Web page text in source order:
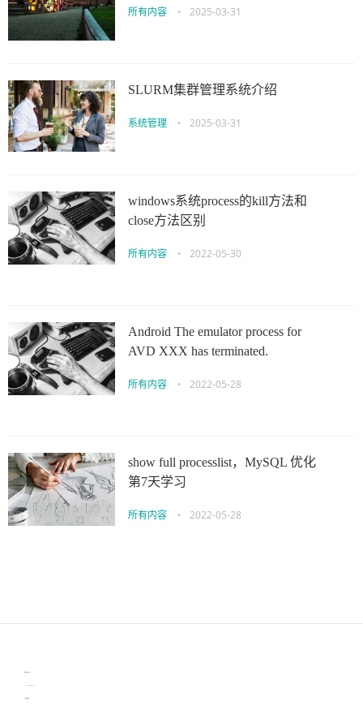
所有内容 • 2025-03-31
SLURM集群管理系统介绍
系统管理 • 2025-03-31
windows系统process的kill方法和
close方法区别
所有内容 • 2022-05-30
Android The emulator process for
AVD XXX has terminated.
所有内容 • 2022-05-28
show full processlist，MySQL 优化
第7天学习
所有内容 • 2022-05-28